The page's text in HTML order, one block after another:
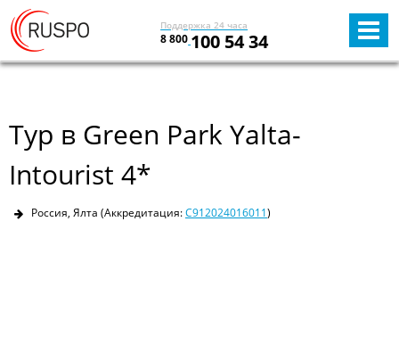
Поддержка 24 часа
8 800 100 54 34
Тур в Green Park Yalta-
Intourist 4*
Россия, Ялта (Аккредитация:С912024016011)